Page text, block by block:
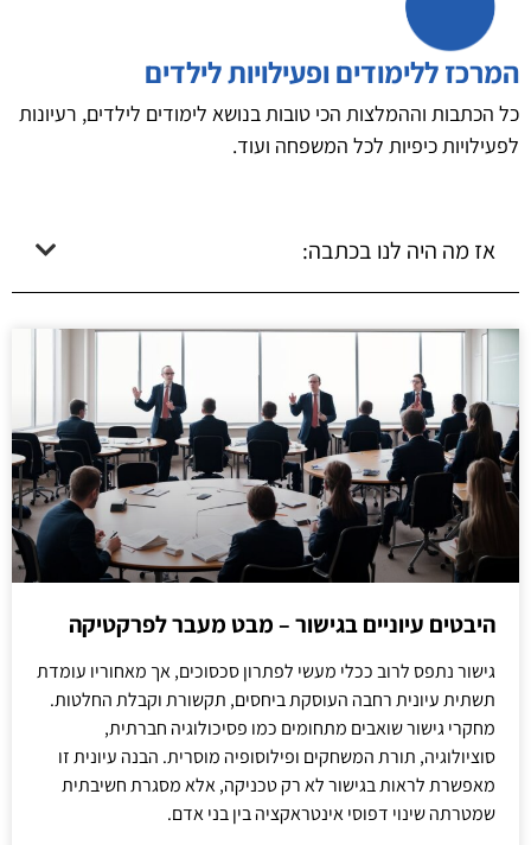
המרכז ללימודים ופעילויות לילדים
כל הכתבות וההמלצות הכי טובות בנושא לימודים לילדים, רעיונות
לפעילויות כיפיות לכל המשפחה ועוד.
אז מה היה לנו בכתבה:
היבטים עיוניים בגישור – מבט מעבר לפרקטיקה
גישור נתפס לרוב ככלי מעשי לפתרון סכסוכים, אך מאחוריו עומדת
תשתית עיונית רחבה העוסקת ביחסים, תקשורת וקבלת החלטות.
מחקרי גישור שואבים מתחומים כמו פסיכולוגיה חברתית,
סוציולוגיה, תורת המשחקים ופילוסופיה מוסרית. הבנה עיונית זו
מאפשרת לראות בגישור לא רק טכניקה, אלא מסגרת חשיבתית
שמטרתה שינוי דפוסי אינטראקציה בין בני אדם.